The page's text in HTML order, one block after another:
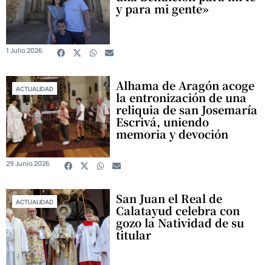
y para mi gente»
1 Julio 2026
ACTUALIDAD Alhama de Aragón acoge
la entronización de una
reliquia de san Josemaría
Escrivá, uniendo
memoria y devoción
29 Junio 2026
ACTUALIDAD San Juan el Real de
Calatayud celebra con
gozo la Natividad de su
titular